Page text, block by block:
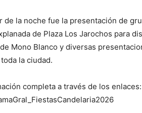
de la noche fue la presentación de
de Plaza Los Jarochos para
Mono Blanco y diversas
la ciudad.
completa a través de los enlaces: